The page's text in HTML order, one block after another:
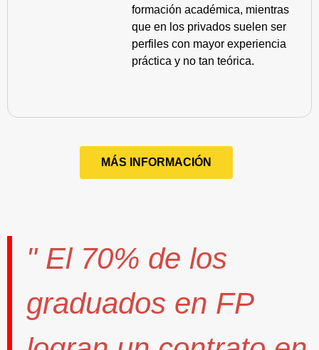
formación académica, mientras
que en los privados suelen ser
perfiles con mayor experiencia
práctica y no tan teórica.
MÁS INFORMACIÓN
" El 70% de los
graduados en FP